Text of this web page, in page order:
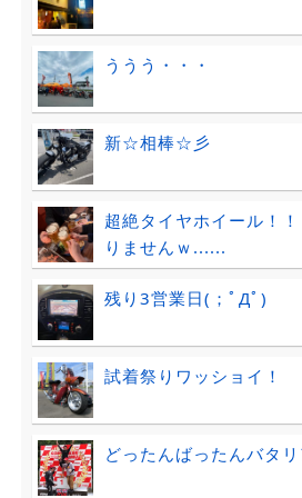
ううう・・・
新☆相棒☆彡
超絶タイヤホイール！
りませんｗ......
残り3営業日(；ﾟДﾟ)
試着祭りワッショイ！
どったんばったんバタ